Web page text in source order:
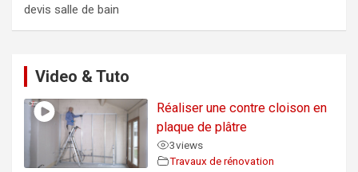
devis salle de bain
Video & Tuto
Réaliser une contre cloison en
plaque de plâtre
3views
Travaux de rénovation